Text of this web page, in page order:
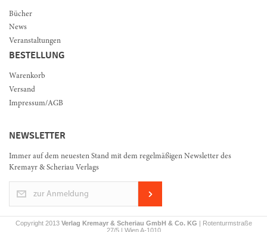
Bücher
News
Veranstaltungen
BESTELLUNG
Warenkorb
Versand
Impressum/AGB
NEWSLETTER
Immer auf dem neuesten Stand mit dem regelmäßigen Newsletter des
Kremayr & Scheriau Verlags
zur Anmeldung
Copyright 2013 Verlag Kremayr & Scheriau GmbH & Co. KG | Rotenturmstraße
27/5 | Wien A-1010